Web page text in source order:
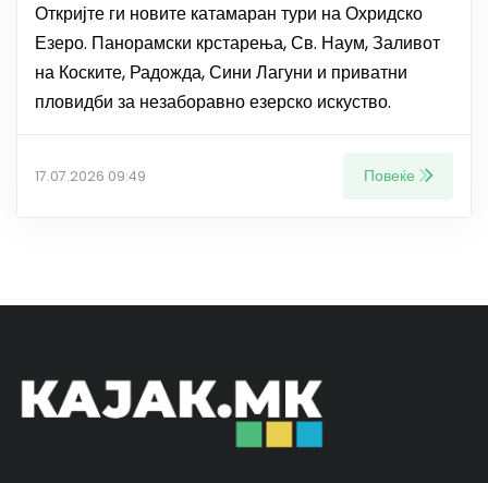
Откријте ги новите катамаран тури на Охридско
Езеро. Панорамски крстарења, Св. Наум, Заливот
на Коските, Радожда, Сини Лагуни и приватни
пловидби за незаборавно езерско искуство.
17.07.2026 09:49 Повеќе